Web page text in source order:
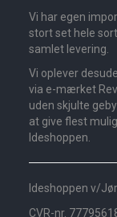
Vi har egen
stort set hele
samlet levering.
Vi oplever
via e-mærket
uden skjulte
at give flest
Ideshoppen.
Ideshoppen v/
CVR-nr.